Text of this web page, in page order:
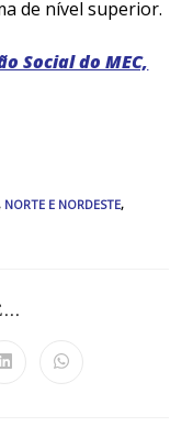
de nível superior.
Social do MEC,
NORTE E NORDESTE,